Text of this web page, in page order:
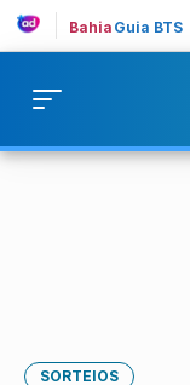
Bahia Guia BTS
SORTEIOS